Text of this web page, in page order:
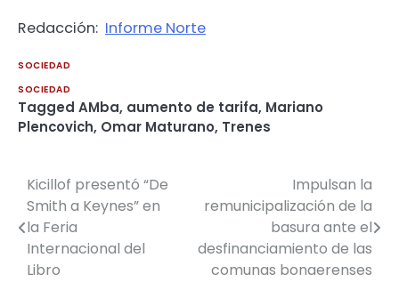
Redacción: Informe Norte
SOCIEDAD
SOCIEDAD
Tagged AMba, aumento de tarifa, Mariano
Plencovich, Omar Maturano, Trenes
Navegación
de
entradas
Kicillof presentó “De
Smith a Keynes” en
la Feria
Internacional del
Libro
Impulsan la
remunicipalización de la
basura ante el
desfinanciamiento de las
comunas bonaerenses